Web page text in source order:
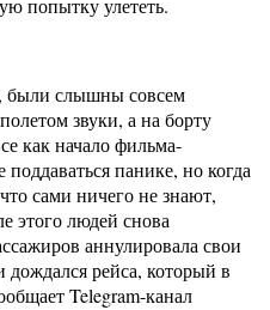
попытку улететь.
были слышны совсем
звуки, а на борту
как начало фильма-
панике, но когда
сами ничего не знают,
этого людей снова
аннулировала свои
дождался рейса, который в
Telegram-канал